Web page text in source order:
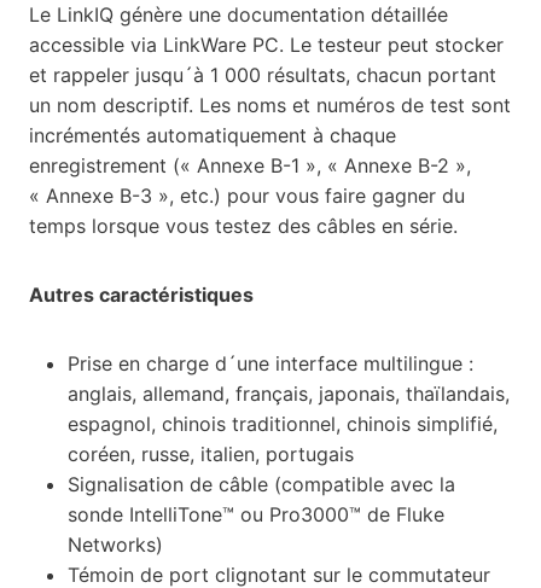
Le LinkIQ génère une documentation détaillée
accessible via LinkWare PC. Le testeur peut stocker
et rappeler jusqu´à 1 000 résultats, chacun portant
un nom descriptif. Les noms et numéros de test sont
incrémentés automatiquement à chaque
enregistrement (« Annexe B-1 », « Annexe B-2 »,
« Annexe B-3 », etc.) pour vous faire gagner du
temps lorsque vous testez des câbles en série.
Autres caractéristiques
Prise en charge d´une interface multilingue :
anglais, allemand, français, japonais, thaïlandais,
espagnol, chinois traditionnel, chinois simplifié,
coréen, russe, italien, portugais
Signalisation de câble (compatible avec la
sonde IntelliTone™ ou Pro3000™ de Fluke
Networks)
Témoin de port clignotant sur le commutateur